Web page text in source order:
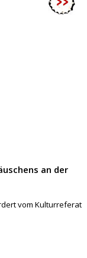
an der
vom Kulturreferat